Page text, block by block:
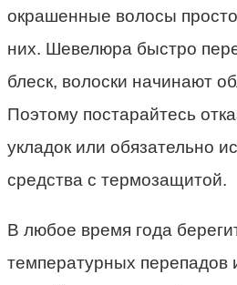
окрашенные волосы
них. Шевелюра быстро
блеск, волоски начинают
Поэтому постарайтесь
укладок или обязательно
средства с термозащитой.
В любое время года
температурных перепадов